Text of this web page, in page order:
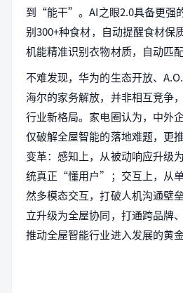
到“能干”。AI之眼2.0具备更强
别300+种食材，自动提醒食材保
机能精准识别衣物材质，自动匹配
不难发现，华为的生态开放、
海尔的家务解放，并非相互竞争
行业新格局。家电圈认为，中外
仅破解全屋智能的落地难题，更
变革：感知上，从被动响应升级
统真正“懂用户”；交互上，从
然多模态交互，打破人机沟通壁
立升级为全屋协同，打通跨品牌
推动全屋智能行业进入发展的黄金